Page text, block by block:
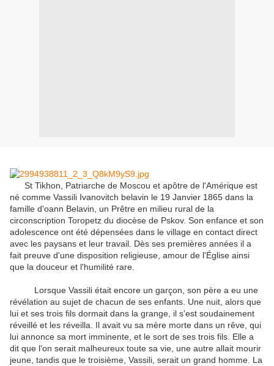
St Tikhon, Patriarche de Moscou et apôtre de l'Amérique est
né comme Vassili Ivanovitch belavin le 19 Janvier 1865 dans la
famille d'oann Belavin, un Prêtre en milieu rural de la
circonscription Toropetz du diocèse de Pskov. Son enfance et son
adolescence ont été dépensées dans le village en contact direct
avec les paysans et leur travail. Dès ses premières années il a
fait preuve d'une disposition religieuse, amour de l'Église ainsi
que la douceur et l'humilité rare.
Lorsque Vassili était encore un garçon, son père a eu une
révélation au sujet de chacun de ses enfants. Une nuit, alors que
lui et ses trois fils dormait dans la grange, il s'est soudainement
réveillé et les réveilla. Il avait vu sa mère morte dans un rêve, qui
lui annonce sa mort imminente, et le sort de ses trois fils. Elle a
dit que l'on serait malheureux toute sa vie, une autre allait mourir
jeune, tandis que le troisième, Vassili, serait un grand homme. La